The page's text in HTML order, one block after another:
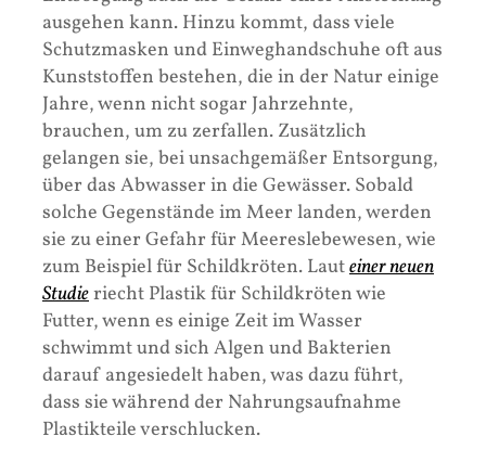
ausgehen kann. Hinzu kommt, dass viele
Schutzmasken und Einweghandschuhe oft aus
Kunststoffen bestehen, die in der Natur einige
Jahre, wenn nicht sogar Jahrzehnte,
brauchen, um zu zerfallen. Zusätzlich
gelangen sie, bei unsachgemäßer Entsorgung,
über das Abwasser in die Gewässer. Sobald
solche Gegenstände im Meer landen, werden
sie zu einer Gefahr für Meereslebewesen, wie
zum Beispiel für Schildkröten. Lauteiner neuen
Studieriecht Plastik für Schildkröten wie
Futter, wenn es einige Zeit im Wasser
schwimmt und sich Algen und Bakterien
darauf angesiedelt haben, was dazu führt,
dass sie während der Nahrungsaufnahme
Plastikteile verschlucken.